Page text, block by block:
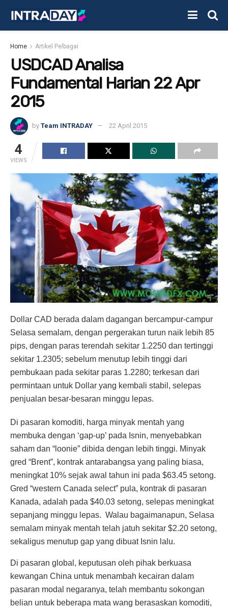
Home Artikel Pelbagai
USDCAD Analisa
Fundamental Harian 22 Apr
2015
by Team INTRADAY 22 April 2015
4
VIEWS
Dollar CAD berada dalam dagangan bercampur-campur
Selasa semalam, dengan pergerakan turun naik lebih 85
pips, dengan paras terendah sekitar 1.2250 dan tertinggi
sekitar 1.2305; sebelum menutup lebih tinggi dari
pembukaan pada sekitar paras 1.2280; terkesan dari
permintaan untuk Dollar yang kembali stabil, selepas
penjualan besar-besaran minggu lepas.
Di pasaran komoditi, harga minyak mentah yang
membuka dengan ‘gap-up’ pada Isnin, menyebabkan
saham dan “loonie” dibida dengan lebih tinggi. Minyak
gred “Brent”, kontrak antarabangsa yang paling biasa,
meningkat 10% sejak awal tahun ini pada $63.45 setong.
Gred “western Canada select” pula, kontrak di pasaran
Kanada, adalah pada $40.03 setong, selepas meningkat
sepanjang minggu lepas. Walau bagaimanapun, Selasa
semalam minyak mentah telah jatuh sekitar $2.20 setong,
sekaligus menutup gap yang dibuat Isnin lalu.
Di pasaran global, keputusan oleh pihak berkuasa
kewangan China untuk menambah kecairan dalam
pasaran modal negaranya, telah membantu sokongan
belian untuk beberapa mata wang berasaskan komoditi,